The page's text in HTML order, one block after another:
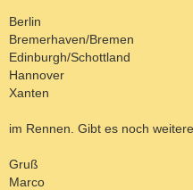
Berlin
Bremerhaven/Bremen
Edinburgh/Schottland
Hannover
Xanten
im Rennen. Gibt es noch
Gruß
Marco